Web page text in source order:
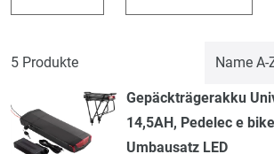
5 Produkte
Gepäckträgerakku
14,5AH, Pedelec e
Umbausatz LED